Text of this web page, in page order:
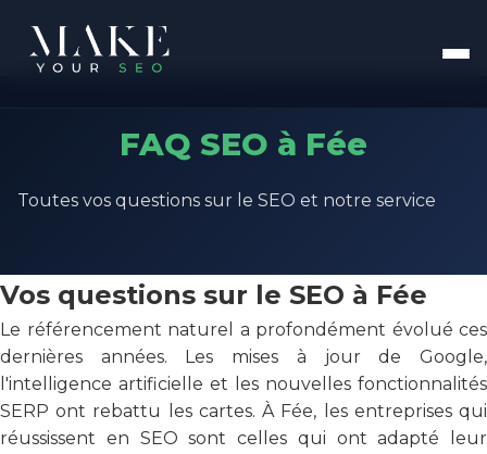
FAQ SEO à Fée
Toutes vos questions sur le SEO et notre service
Vos questions sur le SEO à Fée
Le référencement naturel a profondément évolué ces
dernières années. Les mises à jour de Google,
l'intelligence artificielle et les nouvelles fonctionnalités
SERP ont rebattu les cartes. À Fée, les entreprises qui
réussissent en SEO sont celles qui ont adapté leur